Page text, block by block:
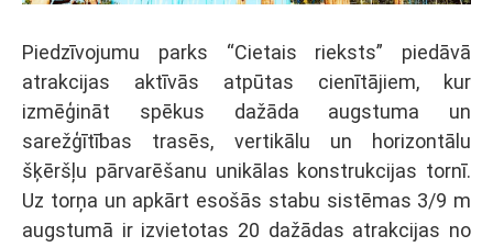
Piedzīvojumu parks “Cietais rieksts” piedāvā
atrakcijas aktīvās atpūtas cienītājiem, kur
izmēģināt spēkus dažāda augstuma un
sarežģītības trasēs, vertikālu un horizontālu
šķēršļu pārvarēšanu unikālas konstrukcijas tornī.
Uz torņa un apkārt esošās stabu sistēmas 3/9 m
augstumā ir izvietotas 20 dažādas atrakcijas no